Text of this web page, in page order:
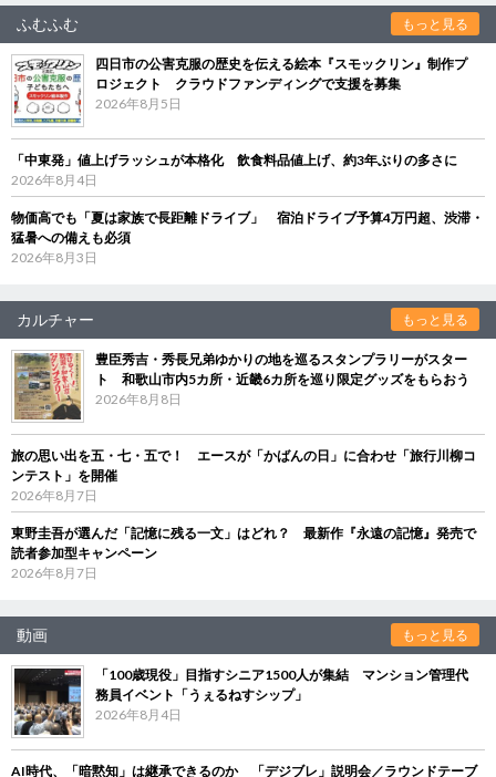
ふむふむ もっと見る
四日市の公害克服の歴史を伝える絵本『スモックリン』制作プ
ロジェクト クラウドファンディングで支援を募集
2026年8月5日
「中東発」値上げラッシュが本格化 飲食料品値上げ、約3年ぶりの多さに
2026年8月4日
物価高でも「夏は家族で長距離ドライブ」 宿泊ドライブ予算4万円超、渋滞・
猛暑への備えも必須
2026年8月3日
カルチャー もっと見る
豊臣秀吉・秀長兄弟ゆかりの地を巡るスタンプラリーがスター
ト 和歌山市内5カ所・近畿6カ所を巡り限定グッズをもらおう
2026年8月8日
旅の思い出を五・七・五で！ エースが「かばんの日」に合わせ「旅行川柳コ
ンテスト」を開催
2026年8月7日
東野圭吾が選んだ「記憶に残る一文」はどれ？ 最新作『永遠の記憶』発売で
読者参加型キャンペーン
2026年8月7日
動画 もっと見る
「100歳現役」目指すシニア1500人が集結 マンション管理代
務員イベント「うぇるねすシップ」
2026年8月4日
AI時代、「暗黙知」は継承できるのか 「デジブレ」説明会／ラウンドテーブ